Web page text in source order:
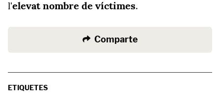
l'elevat nombre de víctimes.
Comparte
ETIQUETES